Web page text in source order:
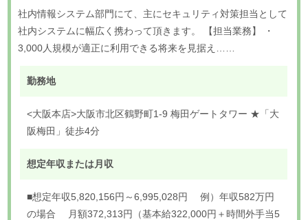
社内情報システム部門にて、主にセキュリティ対策担当として
社内システムに幅広く携わって頂きます。 【担当業務】 ・
3,000人規模が適正に利用できる将来を見据え……
勤務地
<大阪本店>大阪市北区鶴野町1-9 梅田ゲートタワー ★「大
阪梅田」徒歩4分
想定年収または月収
■想定年収5,820,156円～6,995,028円 例）年収582万円
の場合 月額372,313円（基本給322,000円＋時間外手当5